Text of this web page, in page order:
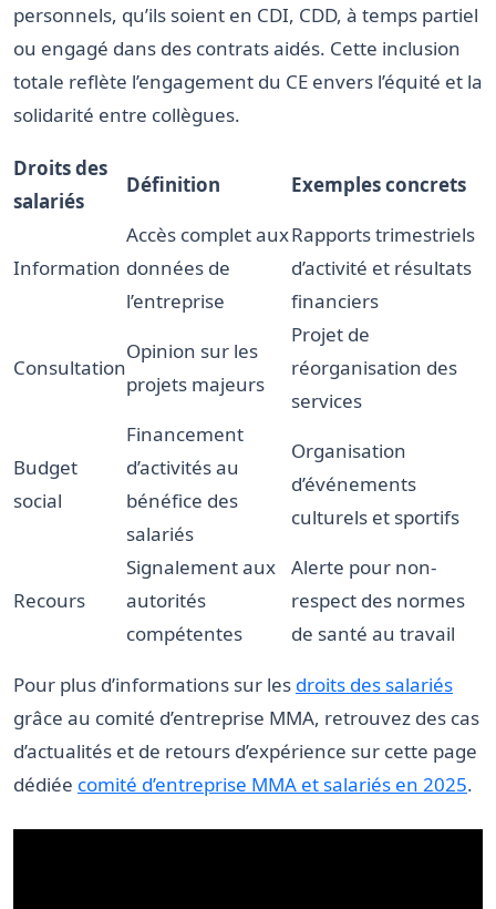
personnels, qu’ils soient en CDI, CDD, à temps partiel
ou engagé dans des contrats aidés. Cette inclusion
totale reflète l’engagement du CE envers l’équité et la
solidarité entre collègues.
Droits des
salariés
Définition Exemples concrets
Information
Accès complet aux
données de
l’entreprise
Rapports trimestriels
d’activité et résultats
financiers
Consultation
Opinion sur les
projets majeurs
Projet de
réorganisation des
services
Budget
social
Financement
d’activités au
bénéfice des
salariés
Organisation
d’événements
culturels et sportifs
Recours
Signalement aux
autorités
compétentes
Alerte pour non-
respect des normes
de santé au travail
Pour plus d’informations sur les droits des salariés
grâce au comité d’entreprise MMA, retrouvez des cas
d’actualités et de retours d’expérience sur cette page
dédiée comité d’entreprise MMA et salariés en 2025.